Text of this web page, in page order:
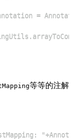
等等的注解